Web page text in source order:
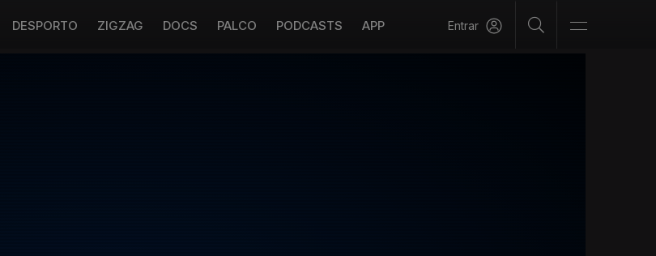
DESPORTO ZIGZAG DOCS PALCO PODCASTS APP Entrar